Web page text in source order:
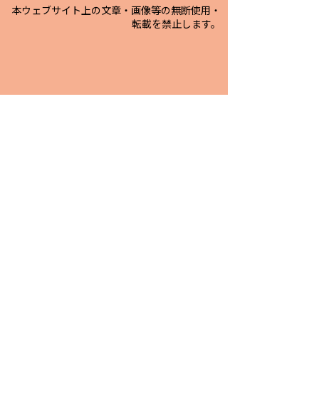
本ウェブサイト上の文章・画像等の無断使用・
転載を禁止します。